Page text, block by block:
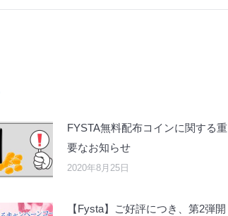
FYSTA無料配布コインに関する重
要なお知らせ
2020年8月25日
【Fysta】ご好評につき、第2弾開